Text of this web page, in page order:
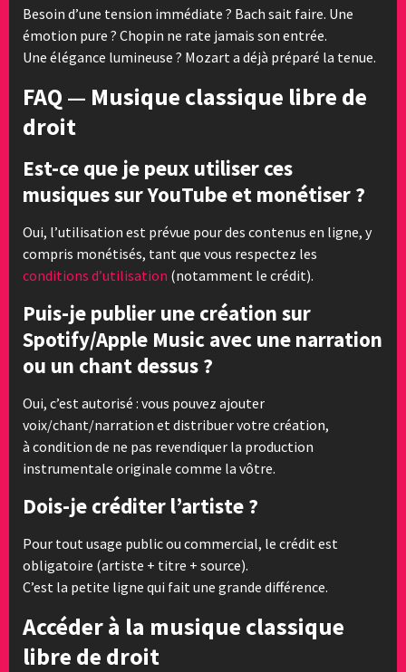
Besoin d’une tension immédiate ? Bach sait faire. Une
émotion pure ? Chopin ne rate jamais son entrée.
Une élégance lumineuse ? Mozart a déjà préparé la tenue.
FAQ — Musique classique libre de
droit
Est-ce que je peux utiliser ces
musiques sur YouTube et monétiser ?
Oui, l’utilisation est prévue pour des contenus en ligne, y
compris monétisés, tant que vous respectez les
conditions d’utilisation (notamment le crédit).
Puis-je publier une création sur
Spotify/Apple Music avec une narration
ou un chant dessus ?
Oui, c’est autorisé : vous pouvez ajouter
voix/chant/narration et distribuer votre création,
à condition de ne pas revendiquer la production
instrumentale originale comme la vôtre.
Dois-je créditer l’artiste ?
Pour tout usage public ou commercial, le crédit est
obligatoire (artiste + titre + source).
C’est la petite ligne qui fait une grande différence.
Accéder à la musique classique
libre de droit